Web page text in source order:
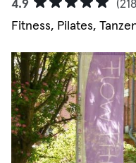
4.9
Fitness, Pilates,